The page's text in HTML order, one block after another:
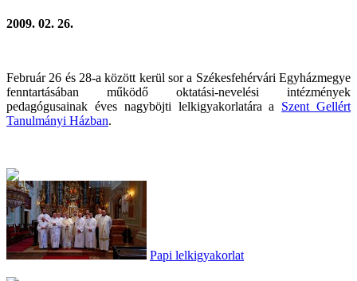
2009. 02. 26.
Február 26 és 28-a között kerül sor a Székesfehérvári Egyházmegye
fenntartásában működő oktatási-nevelési intézmények
pedagógusainak éves nagyböjti lelkigyakorlatára a Szent Gellért
Tanulmányi Házban.
Papi lelkigyakorlat